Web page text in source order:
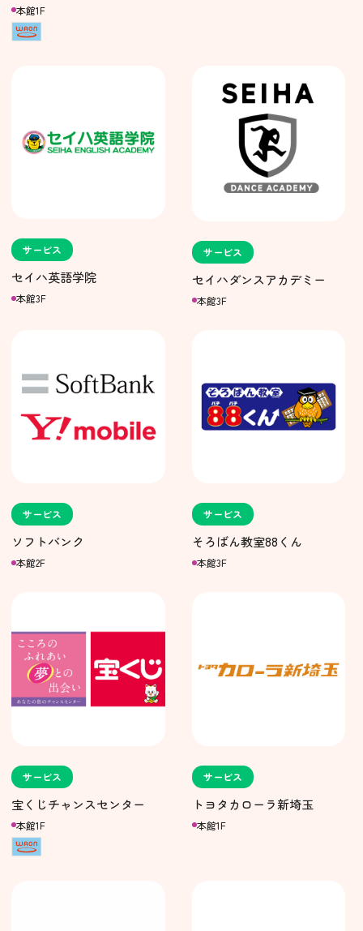
本館1F
サービス
セイハ英語学院
本館3F
サービス
セイハダンスアカデミー
本館3F
サービス
ソフトバンク
本館2F
サービス
そろばん教室88くん
本館3F
サービス
宝くじチャンスセンター
本館1F
サービス
トヨタカローラ新埼玉
本館1F